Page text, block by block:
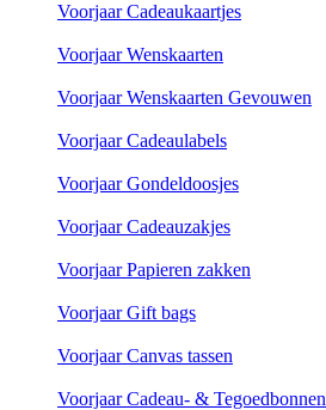
Voorjaar Cadeaukaartjes
Voorjaar Wenskaarten
Voorjaar Wenskaarten Gevouwen
Voorjaar Cadeaulabels
Voorjaar Gondeldoosjes
Voorjaar Cadeauzakjes
Voorjaar Papieren zakken
Voorjaar Gift bags
Voorjaar Canvas tassen
Voorjaar Cadeau- & Tegoedbonnen